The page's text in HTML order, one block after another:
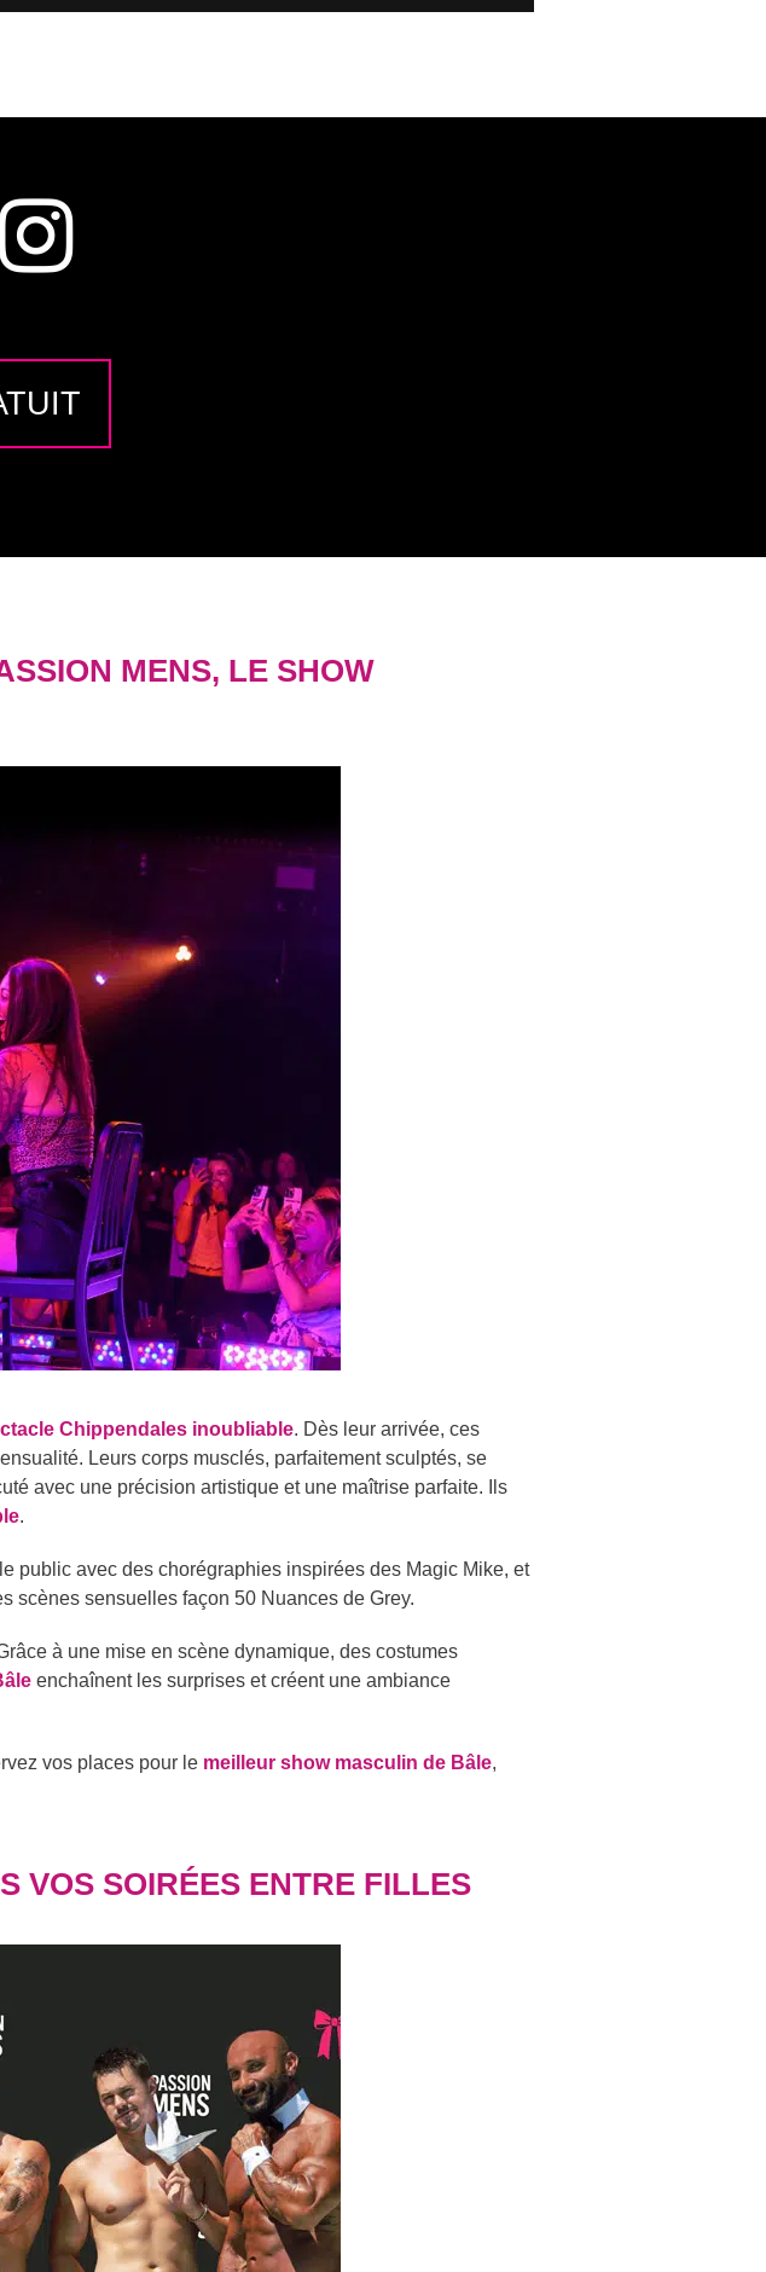
MENS, LE SHOW
Chippendales inoubliable. Dès leur arrivée, ces
Leurs corps musclés, parfaitement sculptés, se
avec une précision artistique et une maîtrise parfaite. Ils
.
public avec des chorégraphies inspirées des Magic Mike, et
scènes sensuelles façon 50 Nuances de Grey.
à une mise en scène dynamique, des costumes
enchaînent les surprises et créent une ambiance
vos places pour le meilleur show masculin de Bâle,
VOS SOIRÉES ENTRE FILLES